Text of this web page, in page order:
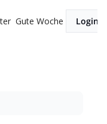
Gute Woche Login